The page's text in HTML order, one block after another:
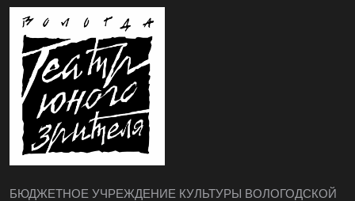
БЮДЖЕТНОЕ УЧРЕЖДЕНИЕ КУЛЬТУРЫ ВОЛОГОДСКОЙ